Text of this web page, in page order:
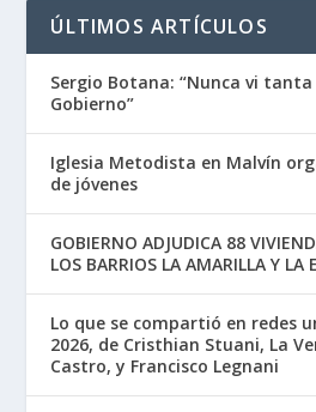
ÚLTIMOS ARTÍCULOS
Sergio Botana: “Nunca vi
Gobierno”
Iglesia Metodista en Malvín
de jóvenes
GOBIERNO ADJUDICA 88
LOS BARRIOS LA AMARILLA Y LA
Lo que se compartió en redes
2026, de Cristhian Stuani, La
Castro, y Francisco Legnani